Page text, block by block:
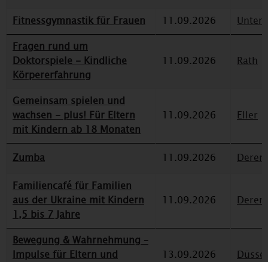
Fitnessgymnastik für Frauen
11.09.2026
Fragen rund um
Doktorspiele - Kindliche
Körpererfahrung
11.09.2026 Rath
Gemeinsam spielen und
wachsen - plus! Für Eltern
mit Kindern ab 18 Monaten
11.09.2026 Eller
Zumba 11.09.2026
Familiencafé für Familien
aus der Ukraine mit Kindern
1,5 bis 7 Jahre
11.09.2026
Bewegung & Wahrnehmung –
Impulse für Eltern und
13.09.2026